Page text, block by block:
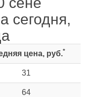
сегодня,
цена, руб.*
31
64